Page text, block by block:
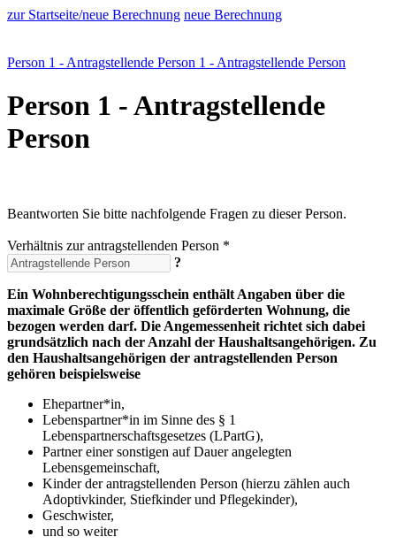
zur Startseite/neue Berechnung neue Berechnung
Person 1 - Antragstellende Person 1 - Antragstellende Person
Person 1 - Antragstellende
Person
Beantworten Sie bitte nachfolgende Fragen zu dieser Person.
Verhältnis zur antragstellenden Person *
?
Ein Wohnberechtigungsschein enthält Angaben über die
maximale Größe der öffentlich geförderten Wohnung, die
bezogen werden darf. Die Angemessenheit richtet sich dabei
grundsätzlich nach der Anzahl der Haushaltsangehörigen. Zu
den Haushaltsangehörigen der antragstellenden Person
gehören beispielsweise
Ehepartner*in,
Lebenspartner*in im Sinne des § 1
Lebenspartnerschaftsgesetzes (LPartG),
Partner einer sonstigen auf Dauer angelegten
Lebensgemeinschaft,
Kinder der antragstellenden Person (hierzu zählen auch
Adoptivkinder, Stiefkinder und Pflegekinder),
Geschwister,
und so weiter